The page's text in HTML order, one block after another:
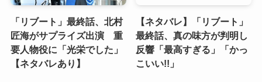
「リブート」最終話、北村
匠海がサプライズ出演 重
要人物役に「光栄でした」
【ネタバレあり】
【ネタバレ】「リブート」
最終話、真の味方が判明し
反響「最高すぎる」「かっ
こいい!!」